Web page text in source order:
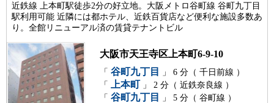
近鉄線 上本町駅徒歩2分の好立地。大阪メトロ谷町線 谷町九丁目
駅利用可能 近隣には都ホテル、近鉄百貨店など便利な施設多数あ
り。全館リニューアル済の賃貸テナントビル
大阪市天王寺区上本町6-9-10
「 谷町九丁目
」 6 分（ 千日前線 ）
「
上本町 」 2 分（ 近鉄奈良線 ）
「 谷町九丁目 」 5 分（ 谷町線 ）